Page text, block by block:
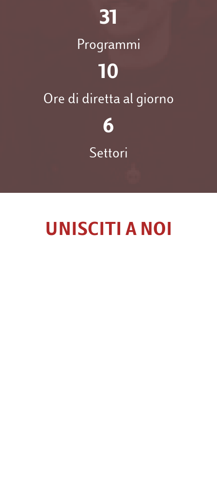
31
Programmi
10
Ore di diretta al giorno
6
Settori
UNISCITI A NOI